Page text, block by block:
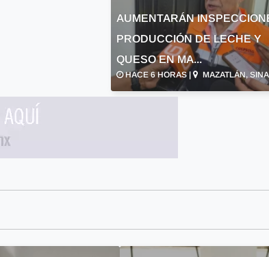
AUMENTARÁN
PRODUCCIÓN DE LECHE Y
QUESO EN MA...
HACE 6 HORAS | MAZATLÁN,